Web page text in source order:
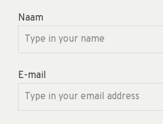
Naam
E-mail